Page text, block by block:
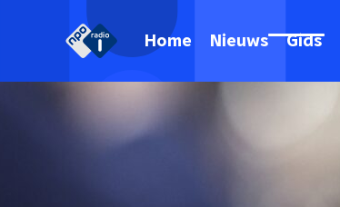
Home Nieuws Gids